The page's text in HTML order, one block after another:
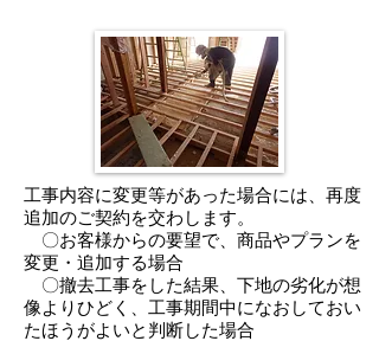
工事内容に変更等があった場合には、再度
追加のご契約を交わします。
〇お客様からの要望で、商品やプランを
変更・追加する場合
〇撤去工事をした結果、下地の劣化が想
像よりひどく、工事期間中になおしておい
たほうがよいと判断した場合